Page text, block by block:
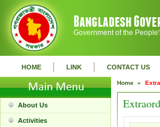
Government of the
HOME | LINK | CONTACT US
About Us
Activities
Home »